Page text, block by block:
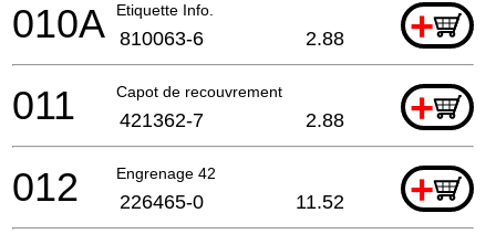
Etiquette Info. +
010A 810063-6 2.88
Capot de recouvrement +
011 421362-7 2.88
Engrenage 42 +
012 226465-0 11.52